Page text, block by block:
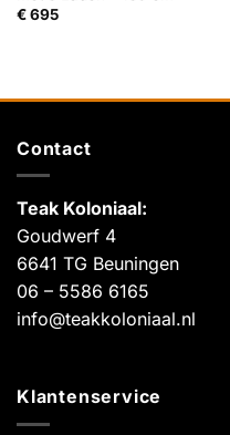
€695
Contact
Teak Koloniaal:
Goudwerf 4
6641 TG Beuningen
06 – 5586 6165
info@teakkoloniaal.nl
Klantenservice